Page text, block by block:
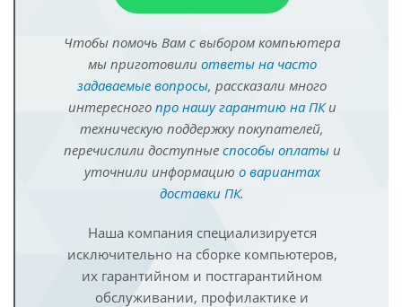
Чтобы помочь Вам с выбором компьютера
мы приготовили ответы на часто
задаваемые вопросы, рассказали много
интересного про нашу гарантию на ПКи
техническую поддержку покупателей,
перечислили доступные способы оплатыи
уточнили информацию о вариантах
доставки ПК.
Наша компания специализируется
исключительно на сборке компьютеров,
их гарантийном и постгарантийном
обслуживании, профилактике и